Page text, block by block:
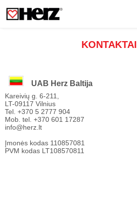
KONTAKTAI
UAB Herz Baltija
Kareivių g. 6-211,
LT-09117 Vilnius
Tel. +370 5 2777 904
Mob. tel. +370 601 17287
info@herz.lt
Įmonės kodas 110857081
PVM kodas LT108570811